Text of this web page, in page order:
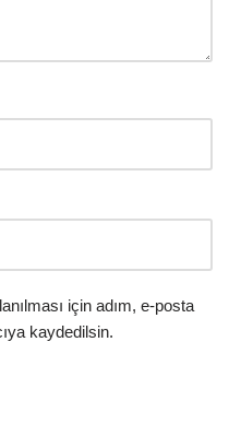
için adım, e-posta
kaydedilsin.